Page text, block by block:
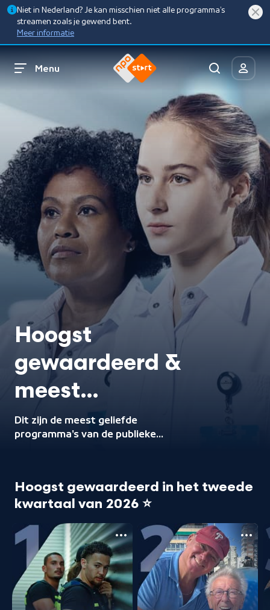
Niet in Nederland? Je kan misschien niet alle programma’s
streamen zoals je gewend bent.
Meer informatie
Menu
Hoogst
gewaardeerd &
meest
gestreamd 🌟
Dit zijn de meest geliefde
programma's van de publieke
Hoogst gewaardeerd in het tweede
kwartaal van 2026 ⭐